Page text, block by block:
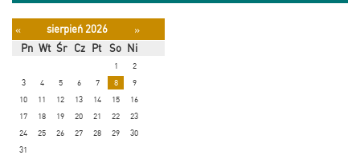
« sierpień 2026
»
Pn Wt Śr Cz Pt So Ni
1
2
3
4 5 6 7 8
9
10
11 12 13 14 15
16
17
18 19 20 21 22
23
24
25 26 27 28 29
30
31